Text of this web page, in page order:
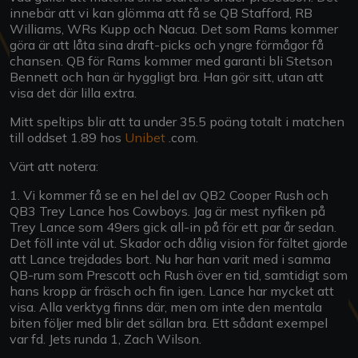
innebär att vi kan glömma att få se QB Stafford, RB
Williams, WRs Kupp och Nacua. Det som Rams kommer
göra är att låta sina draft-picks och yngre förmågor få
chansen. QB för Rams kommer med garanti bli Stetson
Bennett och han är hyggligt bra. Han gör sitt, utan att
visa det där lilla extra.
Mitt speltips blir att ta under 35.5 poäng totalt i matchen
till oddset 1.89 hos Unibet .com.
Värt att notera:
1. Vi kommer få se en hel del av QB2 Cooper Rush och
QB3 Trey Lance hos Cowboys. Jag är mest nyfiken på
Trey Lance som 49ers gick all-in på för ett par år sedan.
Det föll inte väl ut. Skador och dålig vision för fältet gjorde
att Lance trejdades bort. Nu har han varit med i samma
QB-rum som Prescott och Rush över en tid, samtidigt som
hans kropp är fräsch och fin igen. Lance har mycket att
visa. Alla verktyg finns där, men om inte den mentala
biten följer med blir det sällan bra. Ett sådant exempel
var fd. Jets runda 1, Zach Wilson.